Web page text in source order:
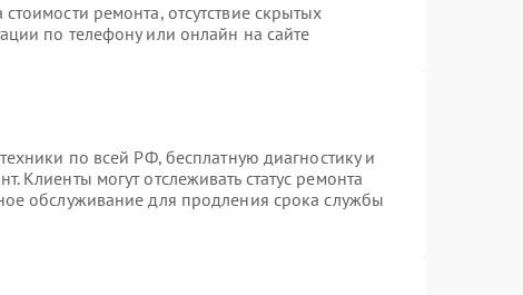
ремонта, отсутствие скрытых
по телефону или онлайн на сайте
по всей РФ, бесплатную диагностику и
Клиенты могут отслеживать статус ремонта
обслуживание для продления срока службы